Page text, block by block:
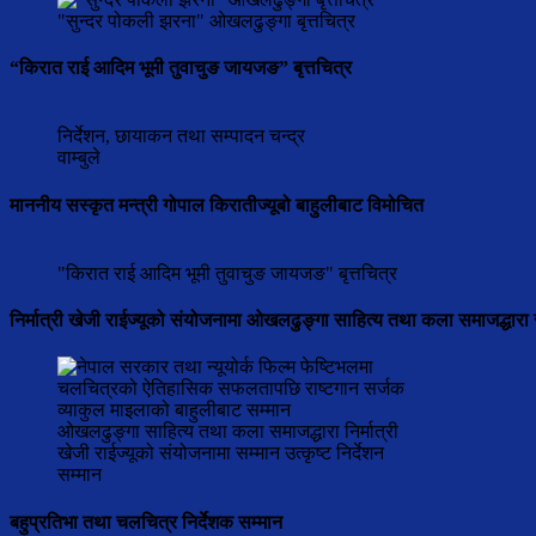
"सुन्दर पोकली झरना" ओखलढुङ्गा बृत्तचित्र
“किरात राई आदिम भूमी तुवाचुङ जायजङ” बृत्तचित्र
निर्देशन, छायाकन तथा सम्पादन चन्द्र
वाम्बुले
माननीय सस्कृत मन्त्री गोपाल किरातीज्यूबो बाहुलीबाट विमोचित
"किरात राई आदिम भूमी तुवाचुङ जायजङ" बृत्तचित्र
निर्मात्री खेजी राईज्यूको संयोजनामा ओखलढुङ्गा साहित्य तथा कला समाजद्धारा
ओखलढुङ्गा साहित्य तथा कला समाजद्धारा निर्मात्री
खेजी राईज्यूको संयोजनामा सम्मान उत्कृष्ट निर्देशन
सम्मान
बहुप्रतिभा तथा चलचित्र निर्देशक सम्मान